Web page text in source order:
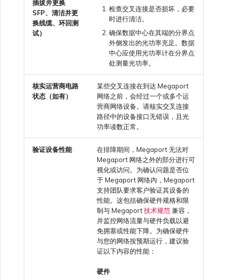
插拔并更换
SFP、清洁并更
换线缆、环回测
试）
检查交叉连接是否损坏，必要
时进行清洁。
确保数据中心在其端的分界点
外侧发出的光功率充足。数据
中心应使用光功率计在分界点
处测量光功率。
核实运营商电路
状态（如有）
某些交叉连接在到达 Megaport
网络之前，会经过一个或多个运
营商网络设备。请核实交叉连接
路径中的设备接口无错误，且光
功率读数正常。
验证设备性能
在排障期间，Megaport 无法对
Megaport 网络之外的部分进行可
视化或访问。为确认问题是否位
于 Megaport 网络内，Megaport
支持团队要求客户验证其设备的
性能。这包括确保硬件规格和限
制与 Megaport技术规范兼容，
并监控网络流量与硬件负载以避
免拥塞或性能下降。为确保硬件
与您的网络按预期运行，建议验
证以下内容的性能：
硬件